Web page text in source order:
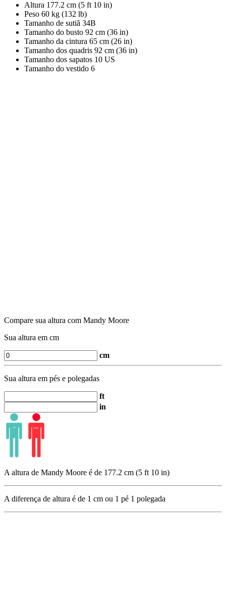
Altura 177.2 cm (5 ft 10 in)
Peso 60 kg (132 lb)
Tamanho de sutiã 34B
Tamanho do busto 92 cm (36 in)
Tamanho da cintura 65 cm (26 in)
Tamanho dos quadris 92 cm (36 in)
Tamanho dos sapatos 10 US
Tamanho do vestido 6
Compare sua altura com Mandy Moore
Sua altura em cm
cm
Sua altura em pés e polegadas
ft
in
A altura de Mandy Moore é de 177.2 cm (5 ft 10 in)
A diferença de altura é de 1 cm ou 1 pé 1 polegada